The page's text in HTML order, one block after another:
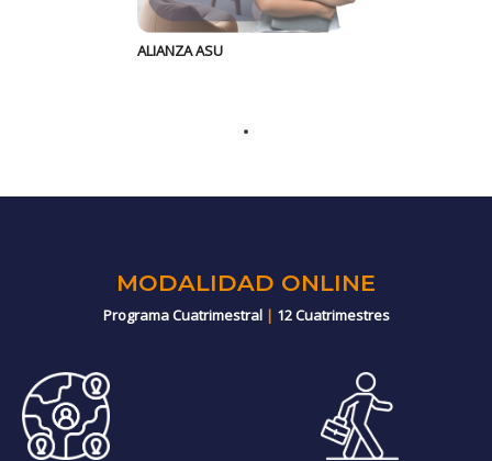
ALIANZA ASU
MODALIDAD ONLINE
Programa Cuatrimestral | 12 Cuatrimestres